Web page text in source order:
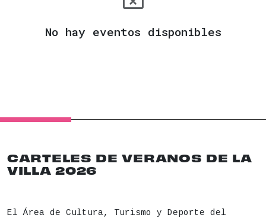
No hay eventos disponibles
CARTELES DE VERANOS DE LA
VILLA 2026
El Área de Cultura, Turismo y Deporte del